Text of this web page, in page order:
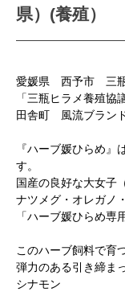
県）(養殖）
愛媛県 西予市 三瓶
「三瓶ヒラメ養殖協
田舎町 風流ブラン
『ハーブ媛ひらめ
す。
国産の良好な大女子
ナツメグ・オレガノ
「ハーブ媛ひらめ専
このハーブ飼料で育
弾力のある引き締ま
シナモン